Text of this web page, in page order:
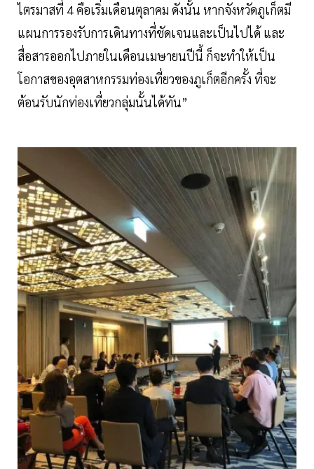
ไตรมาสที่ 4 คือเริ่มเดือนตุลาคม ดังนั้น หากจังหวัดภูเก็ตมี
แผนการรองรับการเดินทางที่ชัดเจนและเป็นไปได้ และ
สื่อสารออกไปภายในเดือนเมษายนปีนี้ ก็จะทำให้เป็น
โอกาสของอุตสาหกรรมท่องเที่ยวของภูเก็ตอีกครั้ง ที่จะ
ต้อนรับนักท่องเที่ยวกลุ่มนั้นได้ทัน”